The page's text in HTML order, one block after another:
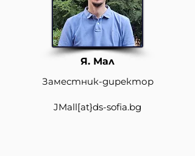
Я. Мал
Заместник-директор
JMall[at}ds-sofia.bg